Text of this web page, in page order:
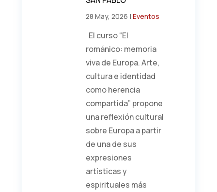
28 May, 2026 | Eventos
El curso “El
románico: memoria
viva de Europa. Arte,
cultura e identidad
como herencia
compartida” propone
una reflexión cultural
sobre Europa a partir
de una de sus
expresiones
artísticas y
espirituales más